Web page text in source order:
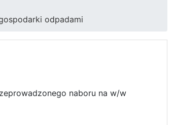
odpadami
naboru na w/w